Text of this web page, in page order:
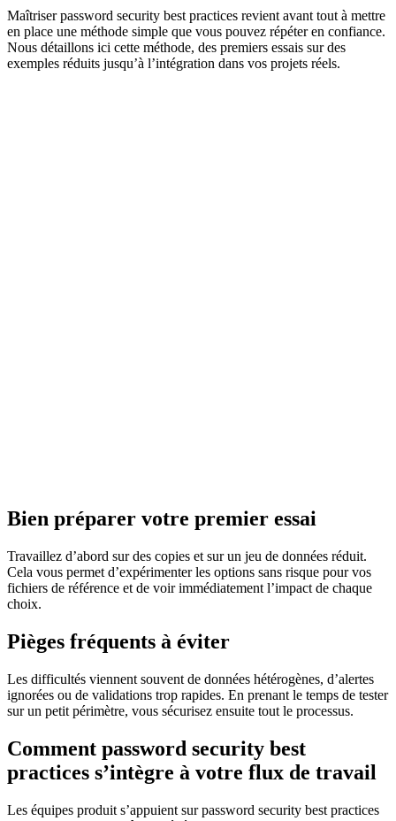
Maîtriser password security best practices revient avant tout à mettre
en place une méthode simple que vous pouvez répéter en confiance.
Nous détaillons ici cette méthode, des premiers essais sur des
exemples réduits jusqu’à l’intégration dans vos projets réels.
Bien préparer votre premier essai
Travaillez d’abord sur des copies et sur un jeu de données réduit.
Cela vous permet d’expérimenter les options sans risque pour vos
fichiers de référence et de voir immédiatement l’impact de chaque
choix.
Pièges fréquents à éviter
Les difficultés viennent souvent de données hétérogènes, d’alertes
ignorées ou de validations trop rapides. En prenant le temps de tester
sur un petit périmètre, vous sécurisez ensuite tout le processus.
Comment password security best
practices s’intègre à votre flux de travail
Les équipes produit s’appuient sur password security best practices